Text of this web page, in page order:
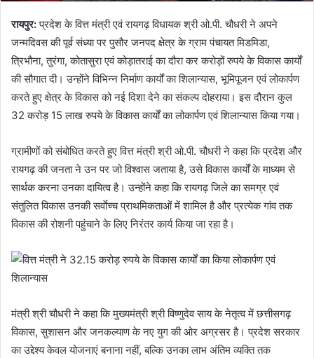
रायपुर:प्रदेश के वित्त मंत्री एवं रायगढ़ विधायक श्री ओ.पी. चौधरी ने अपने
जन्मदिवस की पूर्व संध्या पर पुसौर जनपद क्षेत्र के ग्राम पंचायत मिडमिडा,
त्रिभौना, तुरंगा, कोतासुरा एवं कोड़ातराई का दौरा कर करोड़ों रुपये के विकास कार्यों
की सौगात दी। उन्होंने विभिन्न निर्माण कार्यों का शिलान्यास, भूमिपूजन एवं लोकार्पण
करते हुए क्षेत्र के विकास को नई दिशा देने का संकल्प दोहराया। इस दौरान कुल
32 करोड़ 15 लाख रुपये के विकास कार्यों का लोकार्पण एवं शिलान्यास किया गया।
ग्रामीणों को संबोधित करते हुए वित्त मंत्री श्री ओ.पी. चौधरी ने कहा कि प्रदेश और
रायगढ़ की जनता ने उन पर जो विश्वास जताया है, उसे विकास कार्यों के माध्यम से
सार्थक करना उनका दायित्व है। उन्होंने कहा कि रायगढ़ जिले का समग्र एवं
संतुलित विकास उनकी सर्वाेच्च प्राथमिकताओं में शामिल है और प्रत्येक गांव तक
विकास की रोशनी पहुंचाने के लिए निरंतर कार्य किया जा रहा है।
मंत्री श्री चौधरी ने कहा कि मुख्यमंत्री श्री विष्णुदेव साय के नेतृत्व में छत्तीसगढ़
विकास, सुशासन और जनकल्याण के नए युग की ओर अग्रसर है। प्रदेश सरकार
का उद्देश्य केवल योजनाएं बनाना नहीं, बल्कि उनका लाभ अंतिम व्यक्ति तक